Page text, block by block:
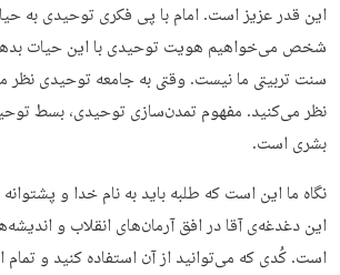
این قدر عزیز است. امام با پی فکری توحیدی به
شخص می‌خواهیم هویت توحیدی با این حیات
سنت تربیتی ما نیست. وقتی به جامعه توحیدی
نظر می‌کنید. مفهوم تمدن‌سازی توحیدی، بسط
بشری است.
نگاه ما این است که طلبه باید به نام خدا و
این دغدغه‌ی آقا در افق آرمان‌های انقلاب و
است. کُدی که می‌توانید از آن استفاده کنید و